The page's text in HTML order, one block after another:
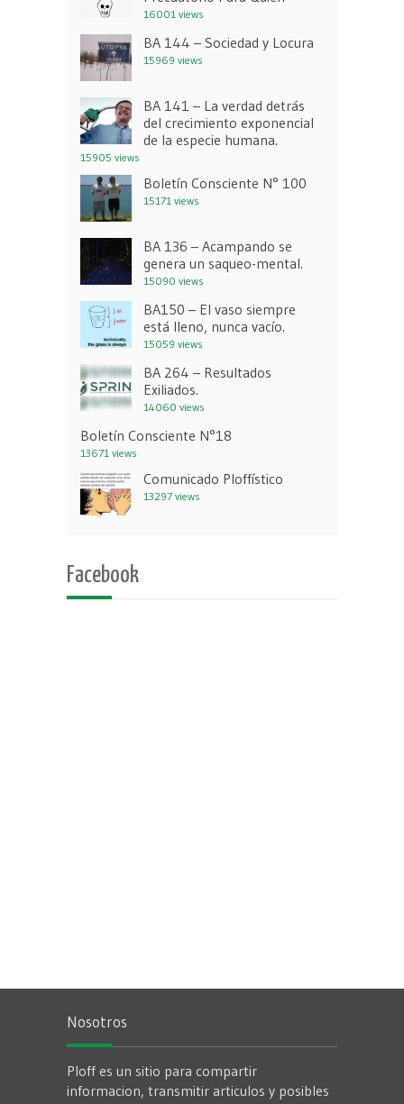
16001 views
BA 144 – Sociedad y Locura
15969 views
BA 141 – La verdad detrás
del crecimiento exponencial
de la especie humana.
15905 views
Boletín Consciente N° 100
15171 views
BA 136 – Acampando se
genera un saqueo-mental.
15090 views
BA150 – El vaso siempre
está lleno, nunca vacío.
15059 views
BA 264 – Resultados
Exiliados.
14060 views
Boletín Consciente N°18
13671 views
Comunicado Ploffístico
13297 views
Facebook
Nosotros
Ploff es un sitio para compartir
informacion, transmitir articulos y posibles